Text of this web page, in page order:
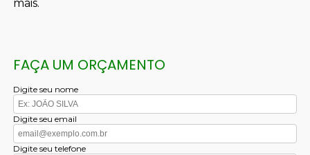
mais.
FAÇA UM ORÇAMENTO
Digite seu nome
Digite seu email
Digite seu telefone